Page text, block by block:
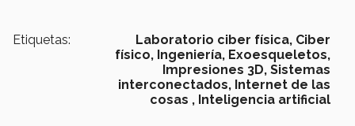
Etiquetas: Laboratorio ciber física, Ciber
físico, Ingeniería, Exoesqueletos,
Impresiones 3D, Sistemas
interconectados, Internet de las
cosas , Inteligencia artificial